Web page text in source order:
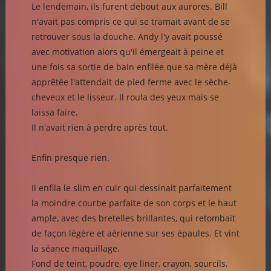
Le lendemain, ils furent debout aux aurores. Bill
n'avait pas compris ce qui se tramait avant de se
retrouver sous la douche. Andy l'y avait poussé
avec motivation alors qu'il émergeait à peine et
une fois sa sortie de bain enfilée que sa mère déjà
apprêtée l'attendait de pied ferme avec le sèche-
cheveux et le lisseur. Il roula des yeux mais se
laissa faire.
Il n'avait rien à perdre après tout.
Enfin presque rien.
Il enfila le slim en cuir qui dessinait parfaitement
la moindre courbe parfaite de son corps et le haut
ample, avec des bretelles brillantes, qui retombait
de façon légère et aérienne sur ses épaules. Et vint
la séance maquillage.
Fond de teint, poudre, eye liner, crayon, sourcils,